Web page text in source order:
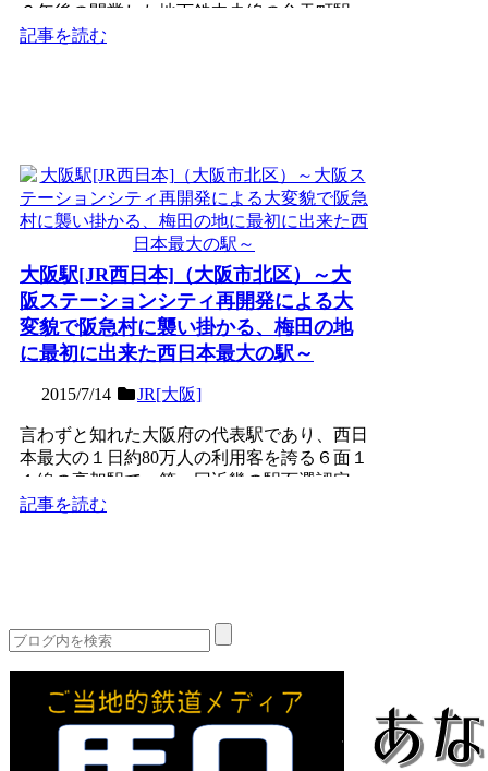
３年後の開業した地下鉄中央線の弁天町駅
は、地盤の弱さから...
記事を読む
大阪駅[JR西日本]（大阪市北区）～大
阪ステーションシティ再開発による大
変貌で阪急村に襲い掛かる、梅田の地
に最初に出来た西日本最大の駅～
2015/7/14 JR[大阪]
言わずと知れた大阪府の代表駅であり、西日
本最大の１日約80万人の利用客を誇る６面１
１線の高架駅で、第一回近畿の駅百選認定
駅。1874年（明治...
記事を読む